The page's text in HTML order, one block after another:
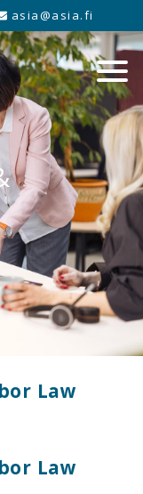
asia@asia.fi
Law
Law